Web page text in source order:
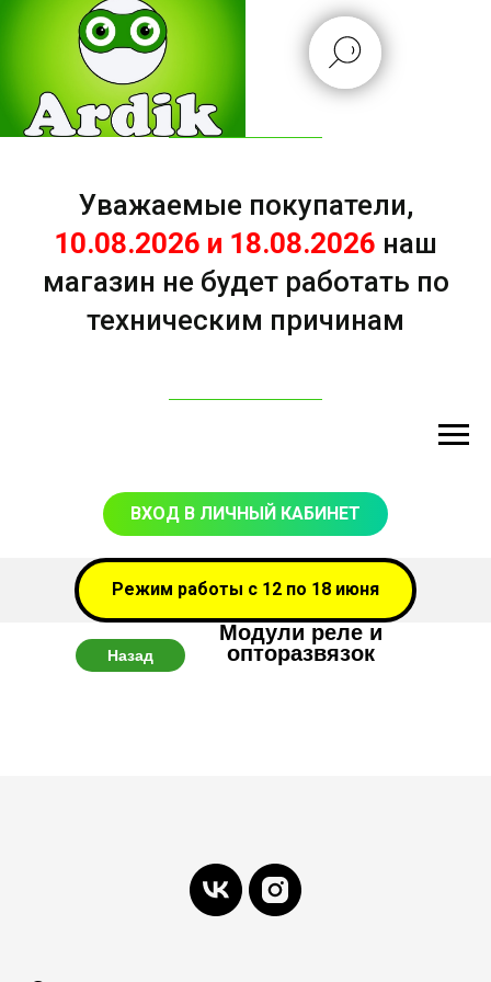
Уважаемые покупатели,
10.08.2026 и 18.08.2026 наш
магазин не будет работать по
техническим причинам
ВХОД В ЛИЧНЫЙ КАБИНЕТ
Режим работы с 12 по 18 июня
Модули реле и
опторазвязок
Назад